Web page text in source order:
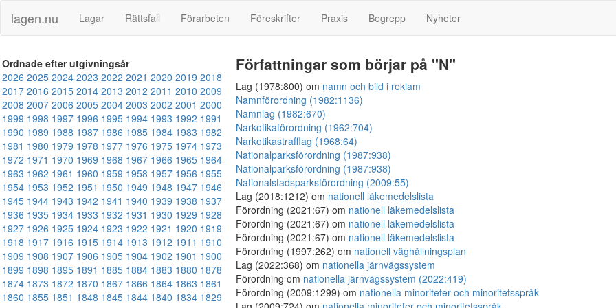
lagen.nu Lagar Rättsfall Förarbeten Föreskrifter Praxis Begrepp Nyheter
Ordnade efter utgivningsår
2026 2025 2024 2023 2022 2021 2020 2019 2018
2017 2016 2015 2014 2013 2012 2011 2010 2009
2008 2007 2006 2005 2004 2003 2002 2001 2000
1999 1998 1997 1996 1995 1994 1993 1992 1991
1990 1989 1988 1987 1986 1985 1984 1983 1982
1981 1980 1979 1978 1977 1976 1975 1974 1973
1972 1971 1970 1969 1968 1967 1966 1965 1964
1963 1962 1961 1960 1959 1958 1957 1956 1955
1954 1953 1952 1951 1950 1949 1948 1947 1946
1945 1944 1943 1942 1941 1940 1939 1938 1937
1936 1935 1934 1933 1932 1931 1930 1929 1928
1927 1926 1925 1924 1923 1922 1921 1920 1919
1918 1917 1916 1915 1914 1913 1912 1911 1910
1909 1908 1907 1906 1905 1904 1902 1901 1900
1899 1898 1895 1891 1885 1884 1883 1880 1878
1874 1873 1872 1870 1867 1866 1864 1863 1861
1860 1855 1851 1848 1845 1844 1840 1834 1829
Författningar som börjar på "N"
Lag (1978:800) om namn och bild i reklam
Namnförordning (1982:1136)
Namnlag (1982:670)
Narkotikaförordning (1962:704)
Narkotikastrafflag (1968:64)
Nationalparksförordning (1987:938)
Nationalparksförordning (1987:938)
Nationalstadsparksförordning (2009:55)
Lag (2018:1212) om nationell läkemedelslista
Förordning (2021:67) om nationell läkemedelslista
Förordning (2021:67) om nationell läkemedelslista
Förordning (2021:67) om nationell läkemedelslista
Förordning (1997:262) om nationell väghållningsplan
Lag (2022:368) om nationella järnvägssystem
Förordning om nationella järnvägssystem (2022:419)
Förordning (2009:1299) om nationella minoriteter och minoritetsspråk